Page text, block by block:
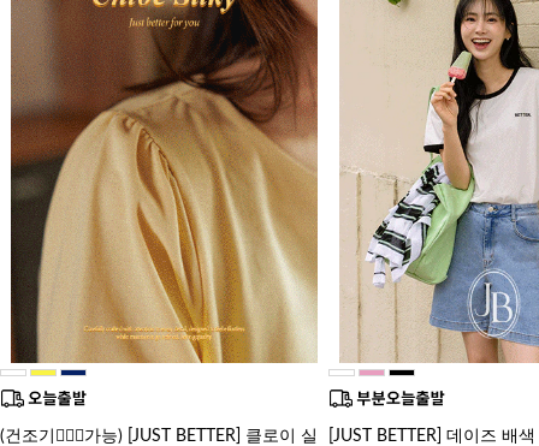
(건조기🙆🏻‍♀️가능) [JUST BETTER] 클로이 실
[JUST BETTER] 데이즈 배